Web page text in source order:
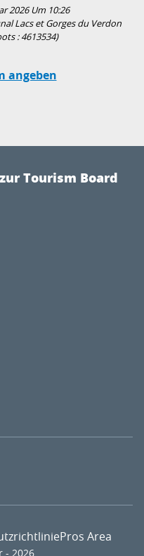
2026 Um 10:26
Lacs et Gorges du Verdon
:4613534)
angeben
Tourism Board
- 2026
Pros Area